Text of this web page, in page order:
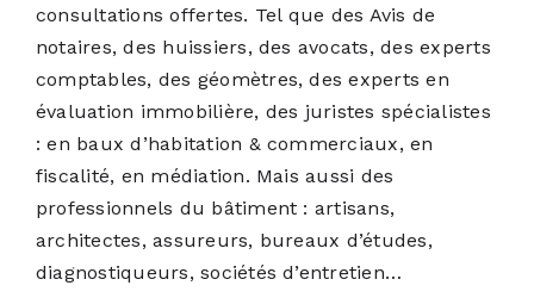
consultations offertes. Tel que des Avis de
notaires, des huissiers, des avocats, des experts
comptables, des géomètres, des experts en
évaluation immobilière, des juristes spécialistes
: en baux d’habitation & commerciaux, en
fiscalité, en médiation. Mais aussi des
professionnels du bâtiment : artisans,
architectes, assureurs, bureaux d’études,
diagnostiqueurs, sociétés d’entretien…